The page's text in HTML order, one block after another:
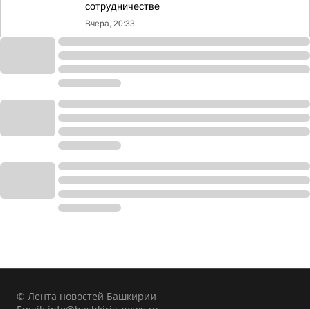
сотрудничестве
Вчера, 20:33
© Лента новостей Башкирии